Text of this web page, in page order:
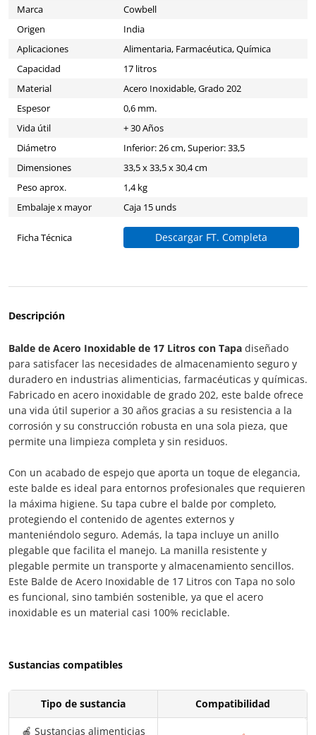
Marca
Cowbell
Origen
India
Aplicaciones
Alimentaria, Farmacéutica, Química
Capacidad
17 litros
Material
Acero Inoxidable, Grado 202
Espesor
0,6 mm.
Vida útil
+ 30 Años
Diámetro
Inferior: 26 cm, Superior: 33,5
Dimensiones
33,5 x 33,5 x 30,4 cm
Peso aprox.
1,4 kg
Embalaje x mayor
Caja 15 unds
Ficha Técnica Descargar FT. Completa
Descripción
Balde de Acero Inoxidable de 17 Litros con Tapa diseñado
para satisfacer las necesidades de almacenamiento seguro y
duradero en industrias alimenticias, farmacéuticas y químicas.
Fabricado en acero inoxidable de grado 202, este balde ofrece
una vida útil superior a 30 años gracias a su resistencia a la
corrosión y su construcción robusta en una sola pieza, que
permite una limpieza completa y sin residuos.
Con un acabado de espejo que aporta un toque de elegancia,
este balde es ideal para entornos profesionales que requieren
la máxima higiene. Su tapa cubre el balde por completo,
protegiendo el contenido de agentes externos y
manteniéndolo seguro. Además, la tapa incluye un anillo
plegable que facilita el manejo. La manilla resistente y
plegable permite un transporte y almacenamiento sencillos.
Este Balde de Acero Inoxidable de 17 Litros con Tapa no solo
es funcional, sino también sostenible, ya que el acero
inoxidable es un material casi 100% reciclable.
Sustancias compatibles
Tipo de sustancia Compatibilidad
🍎 Sustancias alimenticias